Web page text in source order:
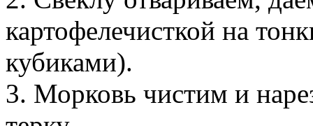
картофелечисткой на
кубиками).
3. Морковь чистим и